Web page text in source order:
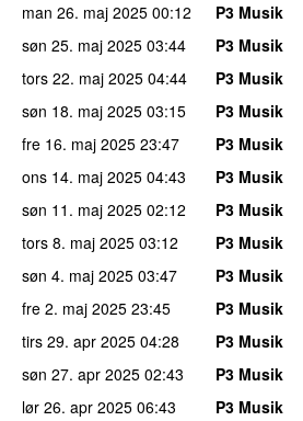
man 26. maj 2025 00:12
P3 Musik
søn 25. maj 2025 03:44
P3 Musik
tors 22. maj 2025 04:44
P3 Musik
søn 18. maj 2025 03:15
P3 Musik
fre 16. maj 2025 23:47
P3 Musik
ons 14. maj 2025 04:43
P3 Musik
søn 11. maj 2025 02:12
P3 Musik
tors 8. maj 2025 03:12
P3 Musik
søn 4. maj 2025 03:47
P3 Musik
fre 2. maj 2025 23:45
P3 Musik
tirs 29. apr 2025 04:28
P3 Musik
søn 27. apr 2025 02:43
P3 Musik
lør 26. apr 2025 06:43
P3 Musik